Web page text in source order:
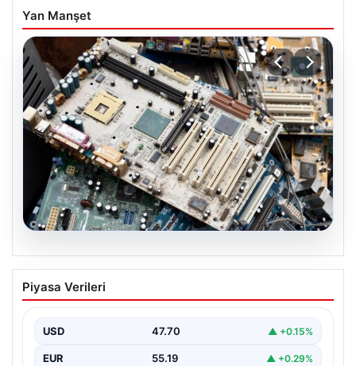
Yan Manşet
08.08.2026
Profesyonel IT Yönetimi ile
Sürdürülebilir Hizmetleri
parklarını sürekli periyotlarla yenilemektedir. Bu
güncelleme operasyonlarında kenara…
Piyasa Verileri
USD 47.70 ▲ +0.15%
EUR 55.19 ▲ +0.29%